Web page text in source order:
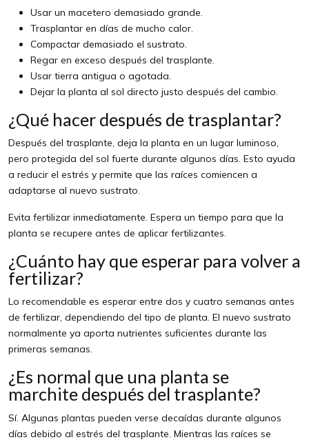
Usar un macetero demasiado grande.
Trasplantar en días de mucho calor.
Compactar demasiado el sustrato.
Regar en exceso después del trasplante.
Usar tierra antigua o agotada.
Dejar la planta al sol directo justo después del cambio.
¿Qué hacer después de trasplantar?
Después del trasplante, deja la planta en un lugar luminoso,
pero protegida del sol fuerte durante algunos días. Esto ayuda
a reducir el estrés y permite que las raíces comiencen a
adaptarse al nuevo sustrato.
Evita fertilizar inmediatamente. Espera un tiempo para que la
planta se recupere antes de aplicar fertilizantes.
¿Cuánto hay que esperar para volver a
fertilizar?
Lo recomendable es esperar entre dos y cuatro semanas antes
de fertilizar, dependiendo del tipo de planta. El nuevo sustrato
normalmente ya aporta nutrientes suficientes durante las
primeras semanas.
¿Es normal que una planta se
marchite después del trasplante?
Sí. Algunas plantas pueden verse decaídas durante algunos
días debido al estrés del trasplante. Mientras las raíces se